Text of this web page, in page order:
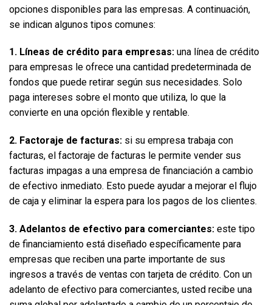
opciones disponibles para las empresas. A continuación,
se indican algunos tipos comunes:
1. Líneas de crédito para empresas: una línea de crédito
para empresas le ofrece una cantidad predeterminada de
fondos que puede retirar según sus necesidades. Solo
paga intereses sobre el monto que utiliza, lo que la
convierte en una opción flexible y rentable.
2. Factoraje de facturas: si su empresa trabaja con
facturas, el factoraje de facturas le permite vender sus
facturas impagas a una empresa de financiación a cambio
de efectivo inmediato. Esto puede ayudar a mejorar el flujo
de caja y eliminar la espera para los pagos de los clientes.
3. Adelantos de efectivo para comerciantes: este tipo
de financiamiento está diseñado específicamente para
empresas que reciben una parte importante de sus
ingresos a través de ventas con tarjeta de crédito. Con un
adelanto de efectivo para comerciantes, usted recibe una